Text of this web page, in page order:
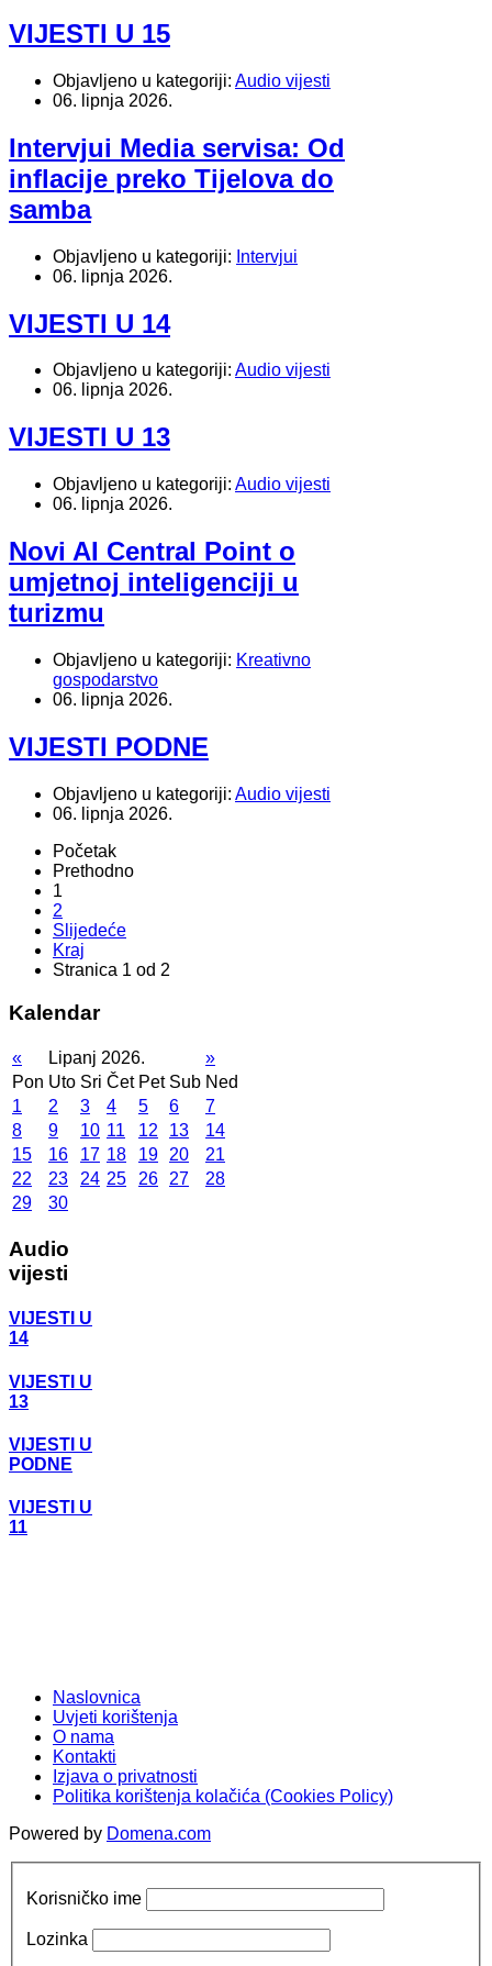
VIJESTI U 15
Objavljeno u kategoriji: Audio vijesti
06. lipnja 2026.
Intervjui Media servisa: Od
inflacije preko Tijelova do
samba
Objavljeno u kategoriji: Intervjui
06. lipnja 2026.
VIJESTI U 14
Objavljeno u kategoriji: Audio vijesti
06. lipnja 2026.
VIJESTI U 13
Objavljeno u kategoriji: Audio vijesti
06. lipnja 2026.
Novi AI Central Point o
umjetnoj inteligenciji u
turizmu
Objavljeno u kategoriji: Kreativno
gospodarstvo
06. lipnja 2026.
VIJESTI PODNE
Objavljeno u kategoriji: Audio vijesti
06. lipnja 2026.
Početak
Prethodno
1
2
Slijedeće
Kraj
Stranica 1 od 2
Kalendar
« Lipanj 2026.
»
Pon Uto Sri Čet Pet Sub Ned
1
2 3 4 5 6
7
8
9 10 11 12 13
14
15
16 17 18 19 20
21
22
23 24 25 26 27
28
29
30
Audio
vijesti
VIJESTI U
14
VIJESTI U
13
VIJESTI U
PODNE
VIJESTI U
11
Naslovnica
Uvjeti korištenja
O nama
Kontakti
Izjava o privatnosti
Politika korištenja kolačića (Cookies Policy)
Powered by Domena.com
Korisničko ime
Lozinka